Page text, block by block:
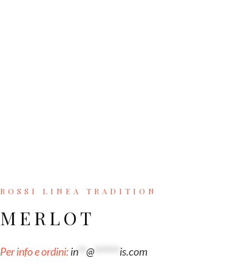
ROSSI LINEA TRADITION
MERLOT
Per info e ordini:in**@****** is.com